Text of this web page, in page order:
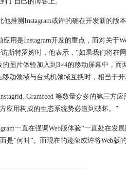
推测Instagram或许的确在开发新的版本
是Instagram开发的重点，而对关于
斯特罗姆时，他表示，“如果我们将在
图片体验加入到3×4的移动屏幕中，而
动领域与台式机领域互换时，相当于
Gramfeed 等数量众多的第三方
应用构成的生态系统势必遭到破坏。”
一直在强调Web版体验“一直处在发展
是“何时”。而现在的迹象或许将Web版